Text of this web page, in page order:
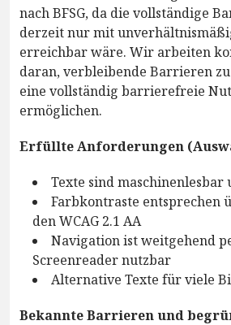
nach BFSG, da die vollständige
derzeit nur mit
erreichbar wäre. Wir arbeiten
daran, verbleibende Barrieren
eine vollständig barrierefreie
ermöglichen.
Erfüllte Anforderungen
Texte sind
Farbkontraste entsprechen
den WCAG 2.1 AA
Navigation ist weitgehend
Screenreader nutzbar
Alternative Texte für viele
Bekannte Barrieren und